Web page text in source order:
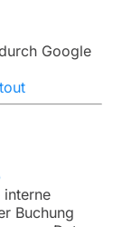
Google
interne
Buchung